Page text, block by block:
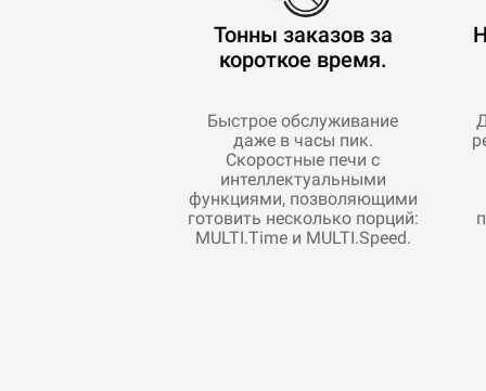
Тонны заказов за
короткое время.
Быстрое обслуживание
даже в часы пик.
Скоростные печи с
интеллектуальными
функциями, позволяющими
готовить несколько порций:
MULTI.Time и MULTI.Speed.